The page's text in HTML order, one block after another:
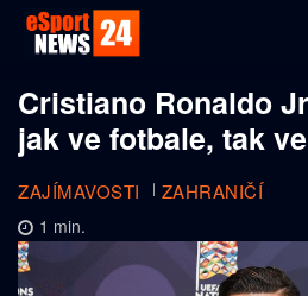
Cristiano Ronaldo
jak ve fotbale, tak
ZAJÍMAVOSTI ZAHRANIČÍ
1 min.